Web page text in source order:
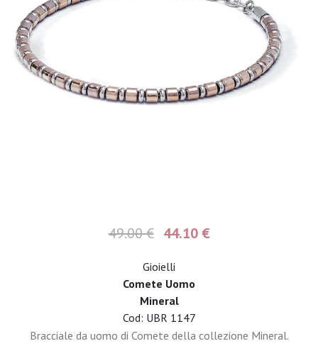
49.00 € 44.10 €
Gioielli
Comete Uomo
Mineral
Cod: UBR 1147
Bracciale da uomo di Comete della collezione Mineral.